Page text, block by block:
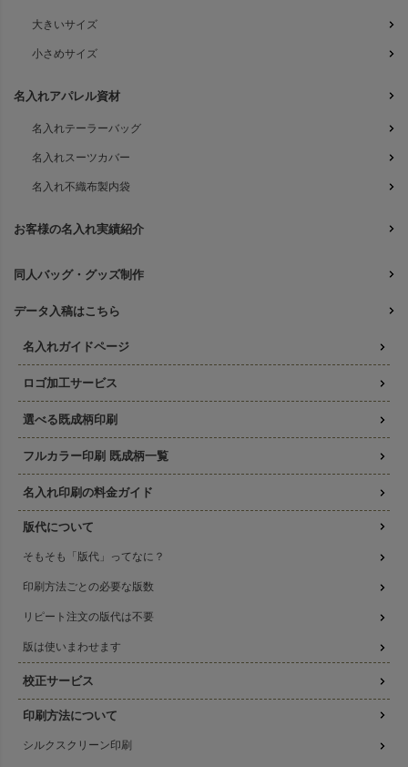
大きいサイズ
小さめサイズ
名入れアパレル資材
名入れテーラーバッグ
名入れスーツカバー
名入れ不織布製内袋
お客様の名入れ実績紹介
同人バッグ・グッズ制作
データ入稿はこちら
名入れガイドページ
ロゴ加工サービス
選べる既成柄印刷
フルカラー印刷 既成柄一覧
名入れ印刷の料金ガイド
版代について
そもそも「版代」ってなに？
印刷方法ごとの必要な版数
リピート注文の版代は不要
版は使いまわせます
校正サービス
印刷方法について
シルクスクリーン印刷